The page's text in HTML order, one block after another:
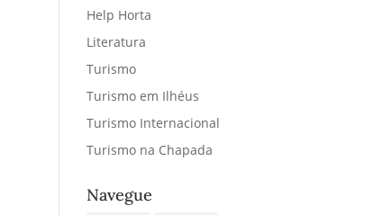
Help Horta
Literatura
Turismo
Turismo em Ilhéus
Turismo Internacional
Turismo na Chapada
Navegue